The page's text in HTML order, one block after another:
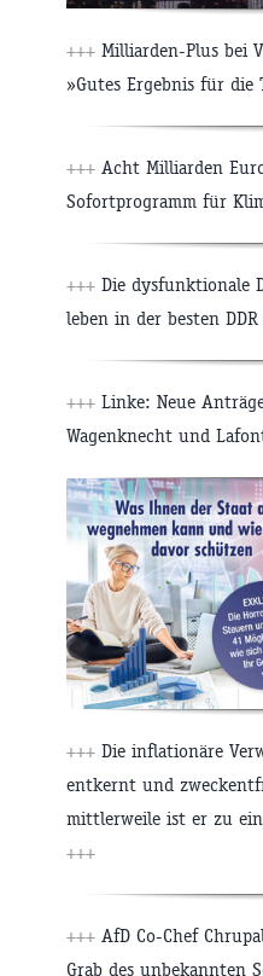
+++ Milliarden-Plus bei
»Gutes Ergebnis für die
+++ Acht Milliarden
Sofortprogramm für
+++ Die dysfunktionale
leben in der besten
+++ Linke: Neue
Wagenknecht und
+++ Die inflationäre
entkernt und
mittlerweile ist er zu
+++
+++ AfD Co-Chef
Grab des unbekannten